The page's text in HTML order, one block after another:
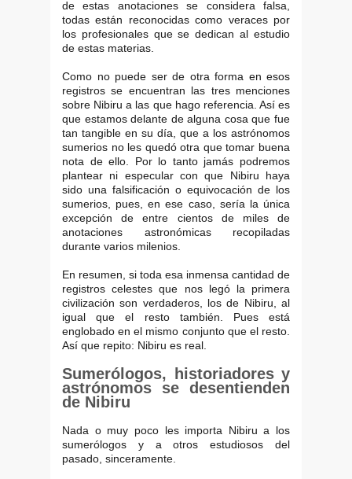
de estas anotaciones se considera falsa,
todas están reconocidas como veraces por
los profesionales que se dedican al estudio
de estas materias.
Como no puede ser de otra forma en esos
registros se encuentran las tres menciones
sobre Nibiru a las que hago referencia. Así es
que estamos delante de alguna cosa que fue
tan tangible en su día, que a los astrónomos
sumerios no les quedó otra que tomar buena
nota de ello. Por lo tanto jamás podremos
plantear ni especular con que Nibiru haya
sido una falsificación o equivocación de los
sumerios, pues, en ese caso, sería la única
excepción de entre cientos de miles de
anotaciones astronómicas recopiladas
durante varios milenios.
En resumen, si toda esa inmensa cantidad de
registros celestes que nos legó la primera
civilización son verdaderos, los de Nibiru, al
igual que el resto también. Pues está
englobado en el mismo conjunto que el resto.
Así que repito: Nibiru es real.
Sumerólogos, historiadores y
astrónomos se desentienden
de Nibiru
Nada o muy poco les importa Nibiru a los
sumerólogos y a otros estudiosos del
pasado, sinceramente.